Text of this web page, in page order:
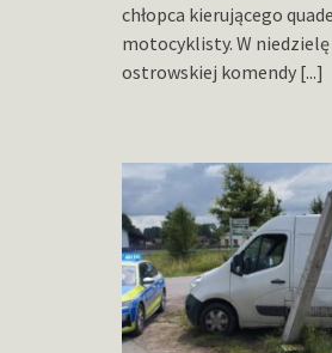
chłopca kierującego
motocyklisty. W niedzielę
ostrowskiej komendy [...]